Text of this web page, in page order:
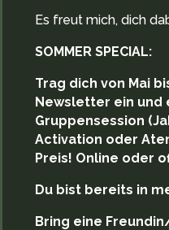
Es freut mich, dich
SOMMER SPECIAL:
Trag dich von Mai
Newsletter ein und
Gruppensession
Activation oder
Preis! Online oder
Du bist bereits in
Bring eine